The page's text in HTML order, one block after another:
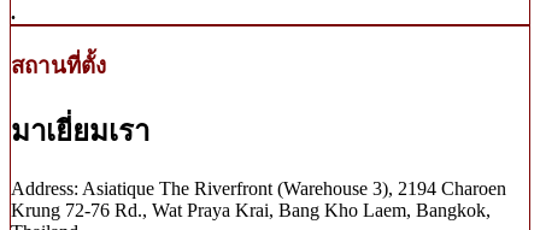
.
สถานที่ตั้ง
มาเยี่ยมเรา
Address: Asiatique The Riverfront (Warehouse 3), 2194 Charoen
Krung 72-76 Rd., Wat Praya Krai, Bang Kho Laem, Bangkok,